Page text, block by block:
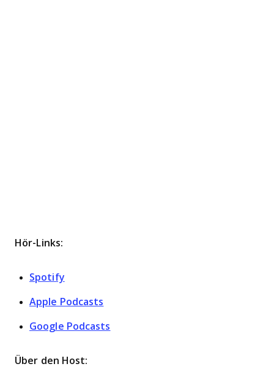
Hör-Links:
Spotify
Apple Podcasts
Google Podcasts
Über den Host: